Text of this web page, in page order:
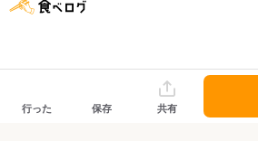
行った 保存 共有